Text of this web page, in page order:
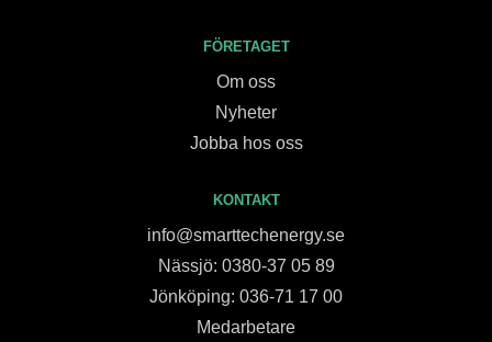
FÖRETAGET
Om oss
Nyheter
Jobba hos oss
KONTAKT
info@smarttechenergy.se
Nässjö: 0380-37 05 89
Jönköping: 036-71 17 00
Medarbetare